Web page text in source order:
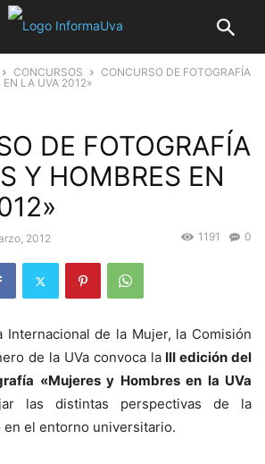
CONCURSOS
CONCURSO DE FOTOGRAFÍA
EN LA UVA 2012»
DE FOTOGRAFÍA
Y HOMBRES EN
2012 0
1191
Internacional de la Mujer, la Comisión
de la UVa convoca la III edición del
«Mujeres y Hombres en la UVa
las distintas perspectivas de la
en el entorno universitario.